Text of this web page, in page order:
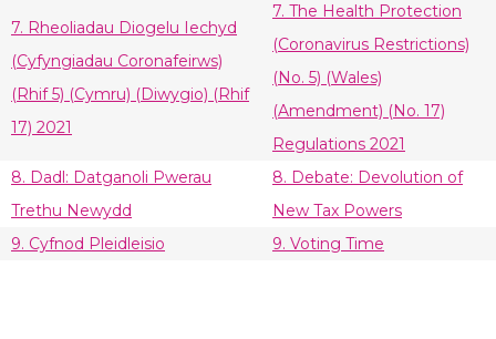
7. Rheoliadau Diogelu Iechyd
(Cyfyngiadau Coronafeirws)
(Rhif 5) (Cymru) (Diwygio) (Rhif
17) 2021
7. The Health Protection
(Coronavirus Restrictions)
(No. 5) (Wales)
(Amendment) (No. 17)
Regulations 2021
8. Dadl: Datganoli Pwerau
Trethu Newydd
8. Debate: Devolution of
New Tax Powers
9. Cyfnod Pleidleisio
9. Voting Time